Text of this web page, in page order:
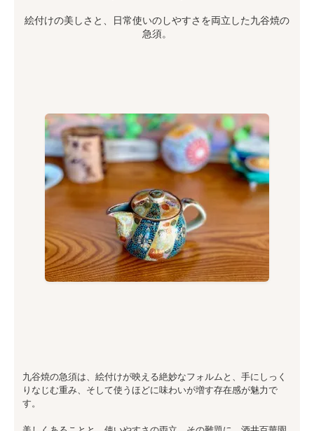
絵付けの美しさと、日常使いのしやすさを両立した九谷焼の
急須。
九谷焼の急須は、絵付けが映える絶妙なフォルムと、手にしっく
りなじむ重み、そして使うほどに味わいが増す存在感が魅力で
す。